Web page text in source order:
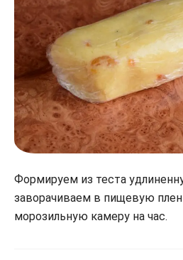
Формируем из теста
заворачиваем в пищевую
морозильную камеру на час.